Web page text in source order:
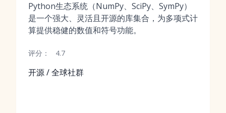
Python生态系统（NumPy、SciPy、SymPy）
是一个强大、灵活且开源的库集合，为多项式计
算提供稳健的数值和符号功能。
评分： 4.7
开源 / 全球社群